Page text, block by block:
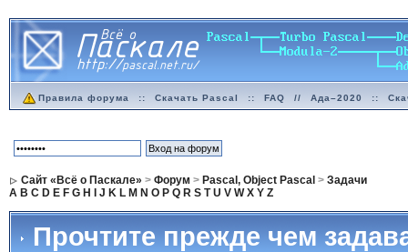
Правила форума :: Скачать Pascal :: FAQ // Ада–2020 ::
Сайт «Всё о Паскале» > Форум > Pascal, Object Pascal > Задачи
A B C D E F G H J K L M N O P Q R S T U V W X Y Z
Прочтите прежде чем